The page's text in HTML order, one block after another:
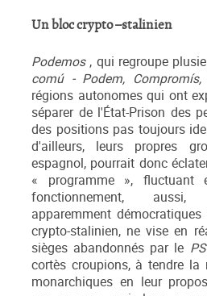
Un bloc crypto –stalinien
Podemos, qui regroupe
comú - Podem, Compromís,
régions autonomes qui ont
séparer de l'État-Prison des
des positions pas toujours
d'ailleurs, leurs propres
espagnol, pourrait donc
« programme », fluctuant
fonctionnement,
apparemment
crypto-stalinien, ne vise en
sièges abandonnés par le
cortès croupions, à tendre
monarchiques en leur